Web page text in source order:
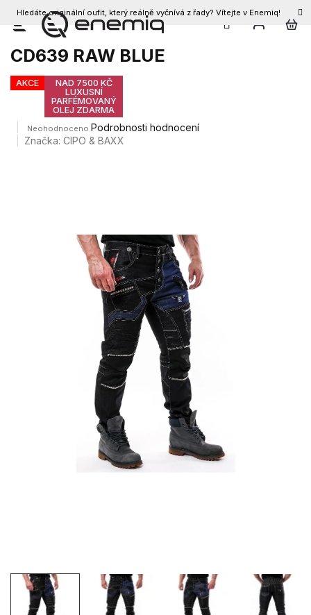
Přejít
obsah
Hledáte originální oufit, který reálně vyčnívá z řady? Vítejte v Enemiq!
CZK
Pánské džíny CIPO & BAXX
CD639 RAW BLUE
AKCE
NAD 7500 KČ
LUXUSNÍ
PARFÉMOVANÝ
OLEJ ZDARMA
Průměrné
hodnocení
Neohodnoceno Podrobnosti hodnocení
Značka:CIPO & BAXX